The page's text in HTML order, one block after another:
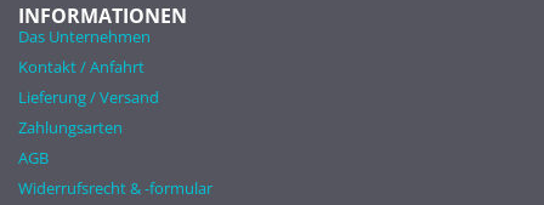
INFORMATIONEN
Das Unternehmen
Kontakt / Anfahrt
Lieferung / Versand
Zahlungsarten
AGB
Widerrufsrecht & -formular